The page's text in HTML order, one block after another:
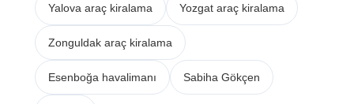
Yalova araç kiralama Yozgat araç kiralama
Zonguldak araç kiralama
Esenboğa havalimanı Sabiha Gökçen